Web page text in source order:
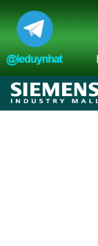
to
content